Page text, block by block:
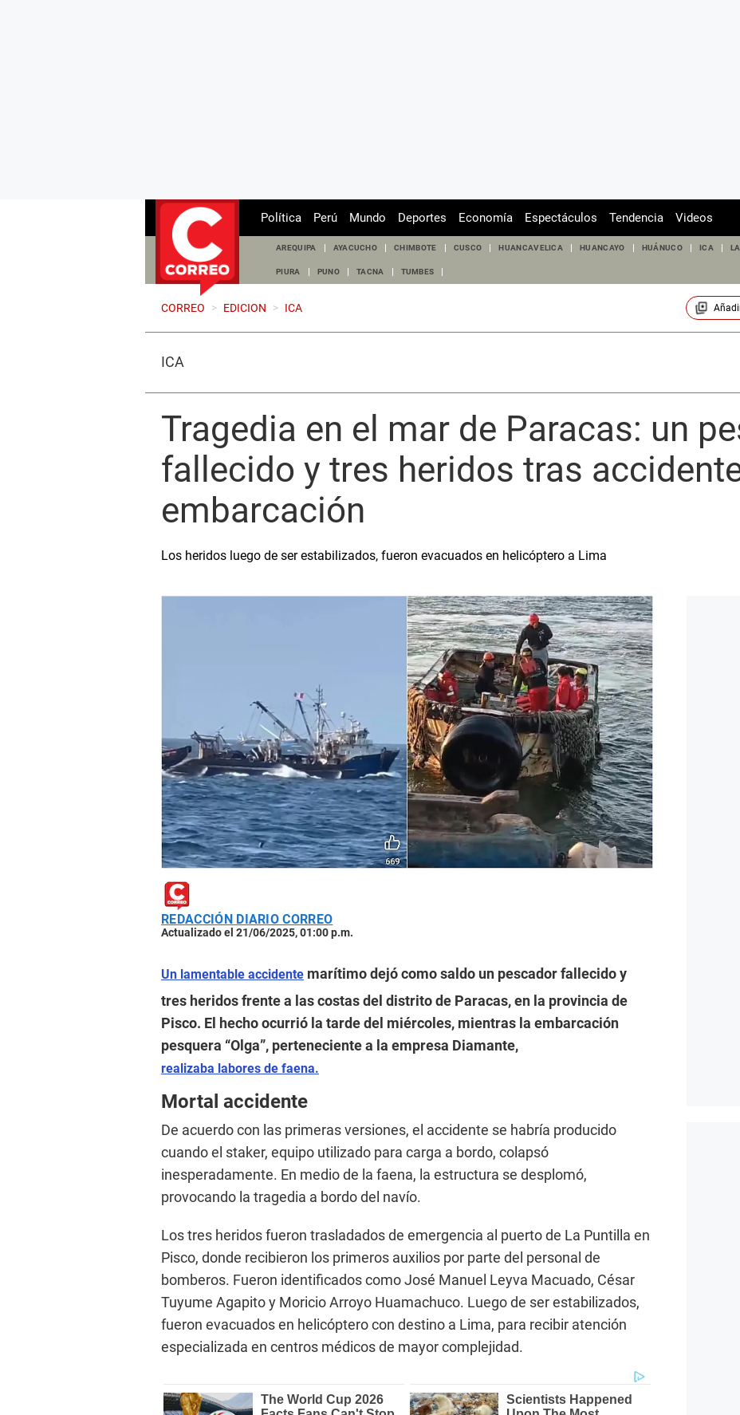
Política Perú Mundo Deportes Economía Espectáculos Tendencia Videos
AREQUIPA AYACUCHO CHIMBOTE CUSCO HUANCAVELICA HUANCAYO HUÁNUCO ICA
PIURA PUNO TACNA TUMBES
CORREO > EDICION > ICA
ICA
Tragedia en el mar de Paracas: un
fallecido y tres heridos tras
embarcación
Los heridos luego de ser estabilizados, fueron evacuados en helicóptero a Lima
REDACCIÓN DIARIO CORREO
Actualizado el 21/06/2025, 01:00 p.m.
Un lamentable accidente marítimo dejó como saldo un pescador fallecido y
tres heridos frente a las costas del distrito de Paracas, en la provincia de
Pisco. El hecho ocurrió la tarde del miércoles, mientras la embarcación
pesquera “Olga”, perteneciente a la empresa Diamante,
realizaba labores de faena.
Mortal accidente
De acuerdo con las primeras versiones, el accidente se habría producido
cuando el staker, equipo utilizado para carga a bordo, colapsó
inesperadamente. En medio de la faena, la estructura se desplomó,
provocando la tragedia a bordo del navío.
Los tres heridos fueron trasladados de emergencia al puerto de La Puntilla en
Pisco, donde recibieron los primeros auxilios por parte del personal de
bomberos. Fueron identificados como José Manuel Leyva Macuado, César
Tuyume Agapito y Moricio Arroyo Huamachuco. Luego de ser estabilizados,
fueron evacuados en helicóptero con destino a Lima, para recibir atención
especializada en centros médicos de mayor complejidad.